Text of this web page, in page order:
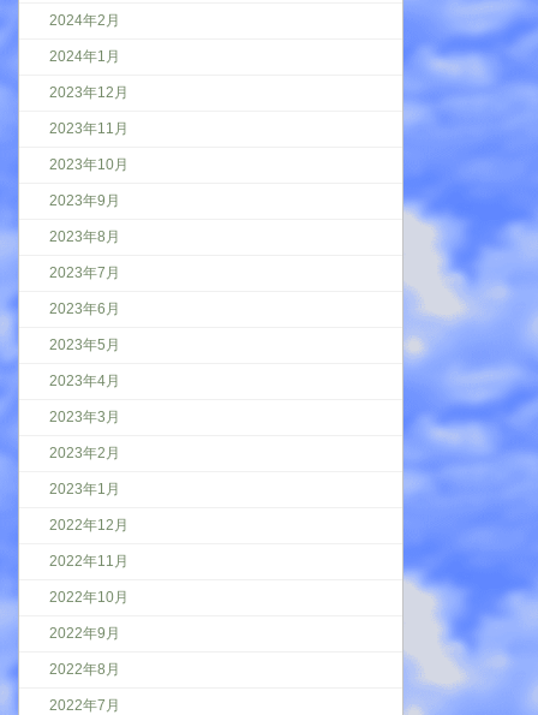
2024年2月
2024年1月
2023年12月
2023年11月
2023年10月
2023年9月
2023年8月
2023年7月
2023年6月
2023年5月
2023年4月
2023年3月
2023年2月
2023年1月
2022年12月
2022年11月
2022年10月
2022年9月
2022年8月
2022年7月